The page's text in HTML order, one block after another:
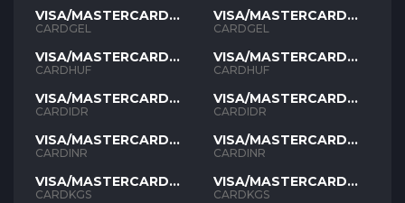
VISA/MASTERCARD
GEL
CARDGEL
VISA/MASTERCARD
HUF
CARDHUF
VISA/MASTERCARD
IDR
CARDIDR
VISA/MASTERCARD
INR
CARDINR
VISA/MASTERCARD
KGS
CARDKGS
VISA/MASTERCARD
GEL
CARDGEL
VISA/MASTERCARD
HUF
CARDHUF
VISA/MASTERCARD
IDR
CARDIDR
VISA/MASTERCARD
INR
CARDINR
VISA/MASTERCARD
KGS
CARDKGS